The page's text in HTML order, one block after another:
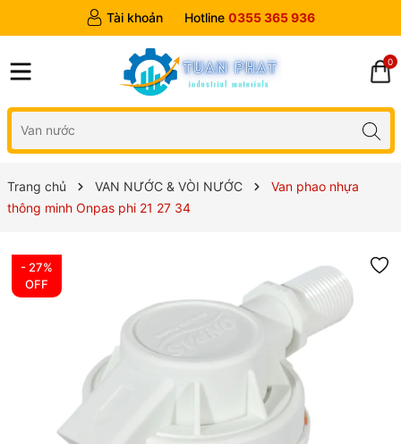
Tài khoản Hotline 0355 365 936
0
Trang chủ VAN NƯỚC & VÒI NƯỚC
Van phao nhựa
thông minh Onpas phi 21 27 34
- 27%
OFF